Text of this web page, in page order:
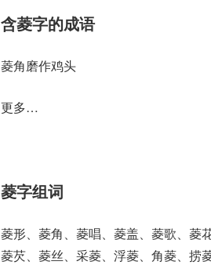
含菱字的成语
菱角磨作鸡头
更多…
菱字组词
菱形、菱角、菱唱、菱盖、菱歌、菱
菱芡、菱丝、采菱、浮菱、角菱、捞